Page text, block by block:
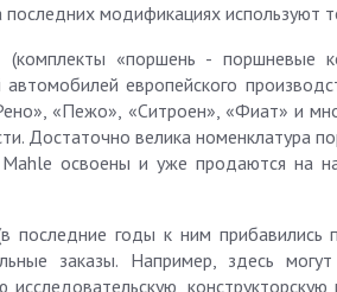
модификациях используют
«поршень - поршневые
европейского
«Пежо», «Ситроен», «Фиат» и
Достаточно велика номенклатура
освоены и уже продаются на
последние годы к ним прибавились
заказы. Например, здесь